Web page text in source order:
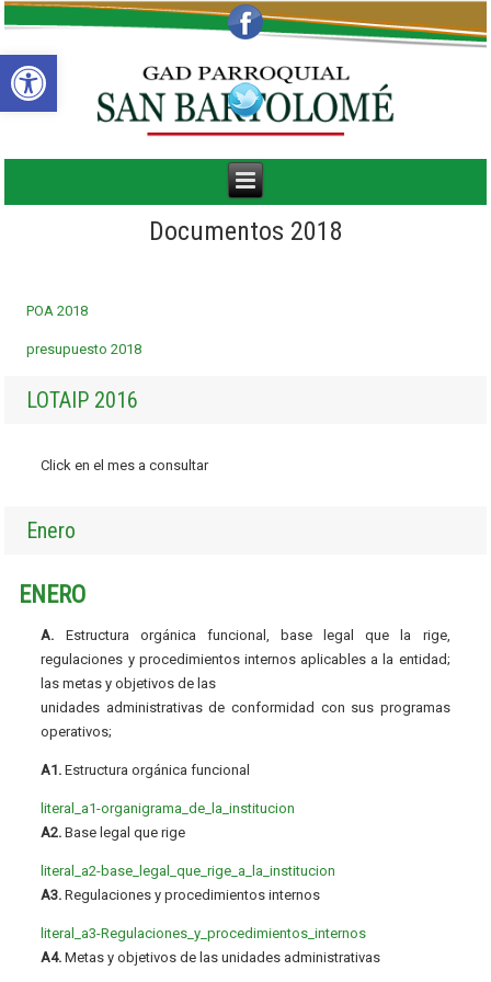
Abrir barra de herramientas
Documentos 2018
POA 2018
presupuesto 2018
LOTAIP 2016
Click en el mes a consultar
Enero
ENERO
A. Estructura orgánica funcional, base legal que la rige,
regulaciones y procedimientos internos aplicables a la entidad;
las metas y objetivos de las
unidades administrativas de conformidad con sus programas
operativos;
A1. Estructura orgánica funcional
literal_a1-organigrama_de_la_institucion
A2. Base legal que rige
literal_a2-base_legal_que_rige_a_la_institucion
A3. Regulaciones y procedimientos internos
literal_a3-Regulaciones_y_procedimientos_internos
A4. Metas y objetivos de las unidades administrativas